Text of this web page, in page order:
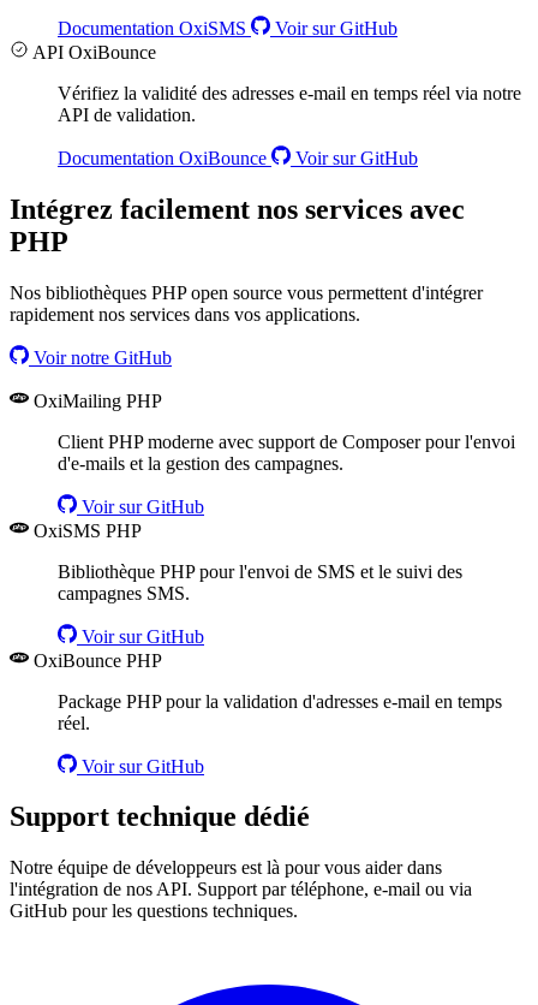
Documentation OxiSMS
Voir sur GitHub
API OxiBounce
Vérifiez la validité des adresses e-mail en temps réel via notre
API de validation.
Documentation OxiBounce Voir sur GitHub
Intégrez facilement nos services avec
PHP
Nos bibliothèques PHP open source vous permettent d'intégrer
rapidement nos services dans vos applications.
Voir notre GitHub
OxiMailing PHP
Client PHP moderne avec support de Composer pour l'envoi
d'e-mails et la gestion des campagnes.
Voir sur GitHub
OxiSMS PHP
Bibliothèque PHP pour l'envoi de SMS et le suivi des
campagnes SMS.
Voir sur GitHub
OxiBounce PHP
Package PHP pour la validation d'adresses e-mail en temps
réel.
Voir sur GitHub
Support technique dédié
Notre équipe de développeurs est là pour vous aider dans
l'intégration de nos API. Support par téléphone, e-mail ou via
GitHub pour les questions techniques.